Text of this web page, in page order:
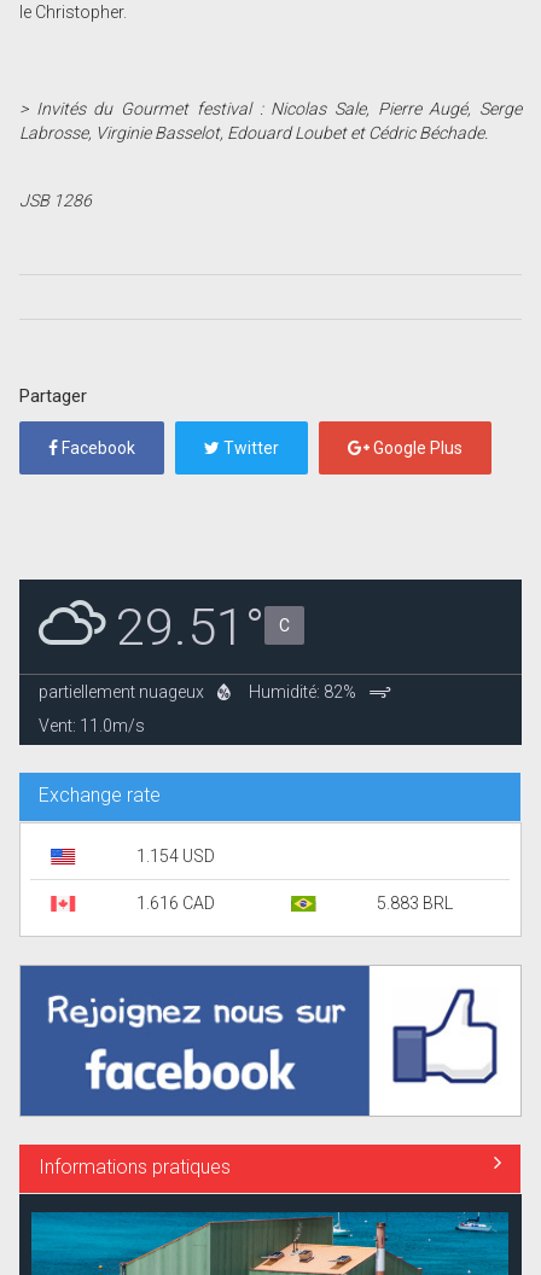
le Christopher.
> Invités du Gourmet festival : Nicolas Sale, Pierre Augé, Serge
Labrosse, Virginie Basselot, Edouard Loubet et Cédric Béchade.
JSB 1286
Partager
Facebook Twitter Google Plus
29.51° C
partiellement nuageux
Humidité: 82%
Vent: 11.0m/s
Exchange rate
1.154 USD
1.616 CAD 5.883 BRL
Informations pratiques